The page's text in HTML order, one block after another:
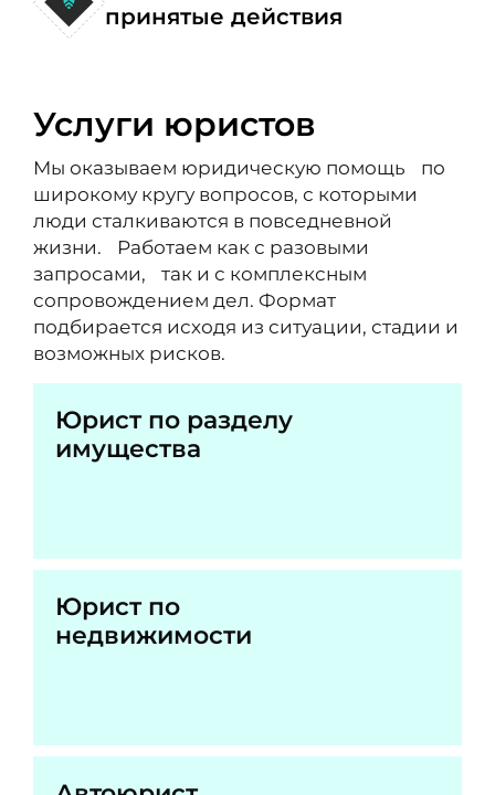
принятые действия
Услуги юристов
Мы оказываем юридическую помощь по
широкому кругу вопросов, с которыми
люди сталкиваются в повседневной
жизни. Работаем как с разовыми
запросами, так и с комплексным
сопровождением дел. Формат
подбирается исходя из ситуации, стадии и
возможных рисков.
Юрист по разделу
имущества
Юрист по
недвижимости